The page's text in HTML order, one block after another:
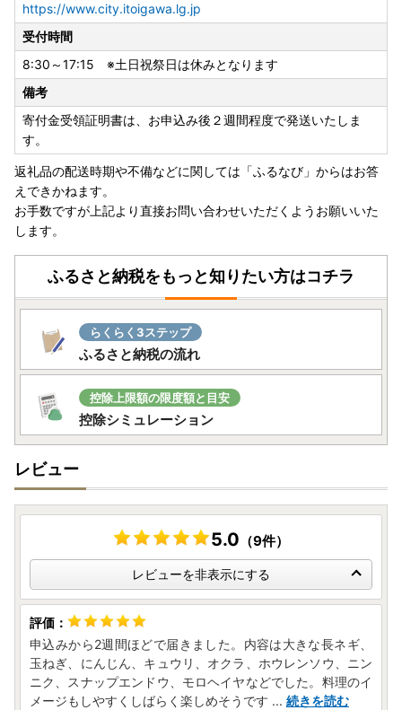
https://www.city.itoigawa.lg.jp
受付時間
8:30～17:15 ※土日祝祭日は休みとなります
備考
寄付金受領証明書は、お申込み後２週間程度で発送いたしま
す。
返礼品の配送時期や不備などに関しては「ふるなび」からはお答
えできかねます。
お手数ですが上記より直接お問い合わせいただくようお願いいた
します。
ふるさと納税をもっと知りたい方はコチラ
らくらく3ステップ
ふるさと納税の流れ
控除上限額の限度額と目安
控除シミュレーション
レビュー
5.0 （9件）
レビューを非表示にする
申込みから2週間ほどで届きました。内容は大きな長ネギ、
玉ねぎ、にんじん、キュウリ、オクラ、ホウレンソウ、ニン
ニク、スナップエンドウ、モロヘイヤなどでした。料理のイ
メージもしやすくしばらく楽しめそうです ... 続きを読む